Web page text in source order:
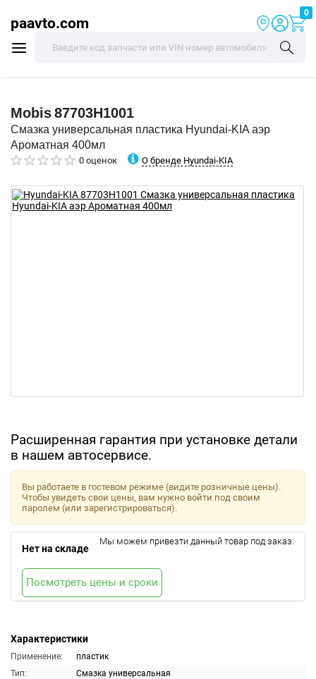
paavto.com
0
Mobis87703H1001
Смазка универсальная пластика Hyundai-KIA аэр
Ароматная 400мл
0 оценок О бренде Hyundai-KIA
Расширенная гарантия при установке детали
в нашем автосервисе.
Характеристики
Применение:
пластик
Тип:
Смазка универсальная
Вы работаете в гостевом режиме (видите розничные цены).
Чтобы увидеть свои цены, вам нужно войти под своим
паролем (или зарегистрироваться).
Нет на складе
Мы можем привезти данный товар под заказ.
Посмотреть цены и сроки